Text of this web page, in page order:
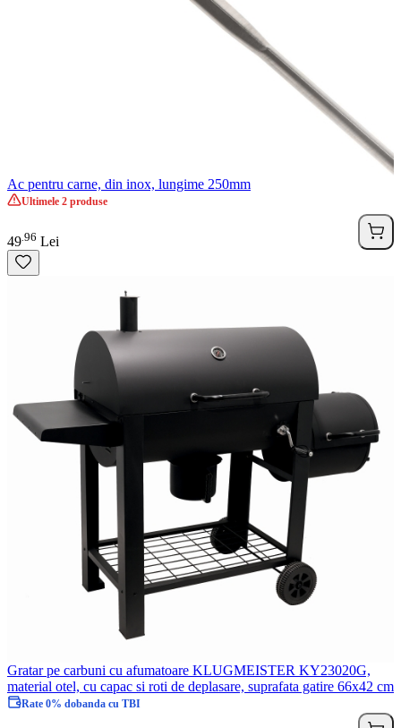
Ac pentru carne, din inox, lungime 250mm
Ultimele 2 produse
49 96 Lei
Gratar pe carbuni cu afumatoare KLUGMEISTER KY23020G,
material otel, cu capac si roti de deplasare, suprafata gatire 66x42 cm
Rate 0% dobanda cu TBI